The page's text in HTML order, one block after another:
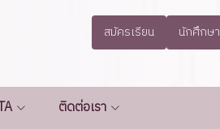
สมัครเรียน นักศึกษา
ติดต่อเรา